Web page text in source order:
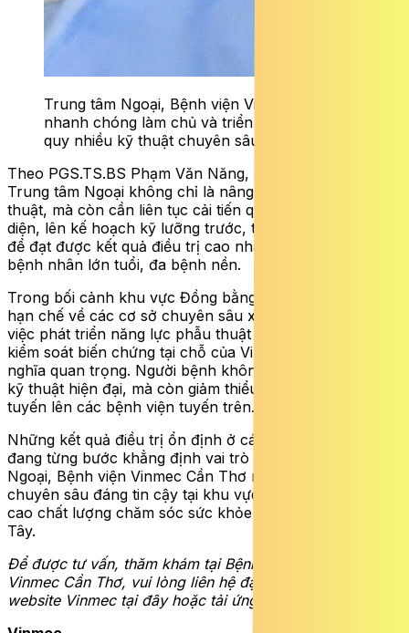
Trung tâm Ngoại, Bệnh viện Vinmec Cần Thơ
nhanh chóng làm chủ và triển khai thường
quy nhiều kỹ thuật chuyên sâu.
Theo PGS.TS.BS Phạm Văn Năng, định hướng của
Trung tâm Ngoại không chỉ là nâng cao kỹ thuật phẫu
thuật, mà còn cần liên tục cải tiến quy trình điều trị toàn
diện, lên kế hoạch kỹ lưỡng trước, trong và sau điều trị
để đạt được kết quả điều trị cao nhất,
bệnh nhân lớn tuổi, đa bệnh nền.
Trong bối cảnh khu vực Đồng bằng sông Cửu Long còn
hạn chế về các cơ sở chuyên sâu xử lý ca bệnh nặng,
việc phát triển năng lực phẫu thuật nội soi, hồi sức và
kiểm soát biến chứng tại chỗ của Vinmec Cần Thơ có ý
nghĩa quan trọng. Người bệnh không chỉ được tiếp cận
kỹ thuật hiện đại, mà còn giảm thiểu áp lực chuyển
tuyến lên các bệnh viện tuyến trên.
Những kết quả điều trị ổn định ở các ca bệnh phức tạp
đang từng bước khẳng định vai trò của Trung tâm
Ngoại, Bệnh viện Vinmec Cần Thơ như một địa chỉ
chuyên sâu đáng tin cậy tại khu vực, góp phần nâng
cao chất lượng chăm sóc sức khỏe cho người dân miền
Tây.
Để được tư vấn, thăm khám tại Bệnh viện Đa khoa
Vinmec Cần Thơ, vui lòng liên hệ đặt lịch thông qua
website Vinmec tại đâyhoặc tải ứng dụng MyVinmec.